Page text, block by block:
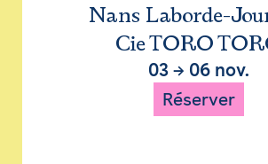
Nans Laborde-
Cie TORO
03 → 06 nov.
Réserver